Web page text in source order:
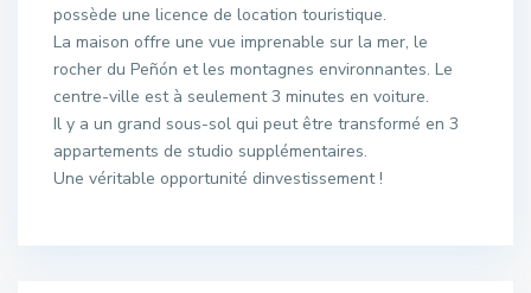
possède une licence de location touristique.
La maison offre une vue imprenable sur la mer, le
rocher du Peñón et les montagnes environnantes. Le
centre-ville est à seulement 3 minutes en voiture.
Il y a un grand sous-sol qui peut être transformé en 3
appartements de studio supplémentaires.
Une véritable opportunité dinvestissement !